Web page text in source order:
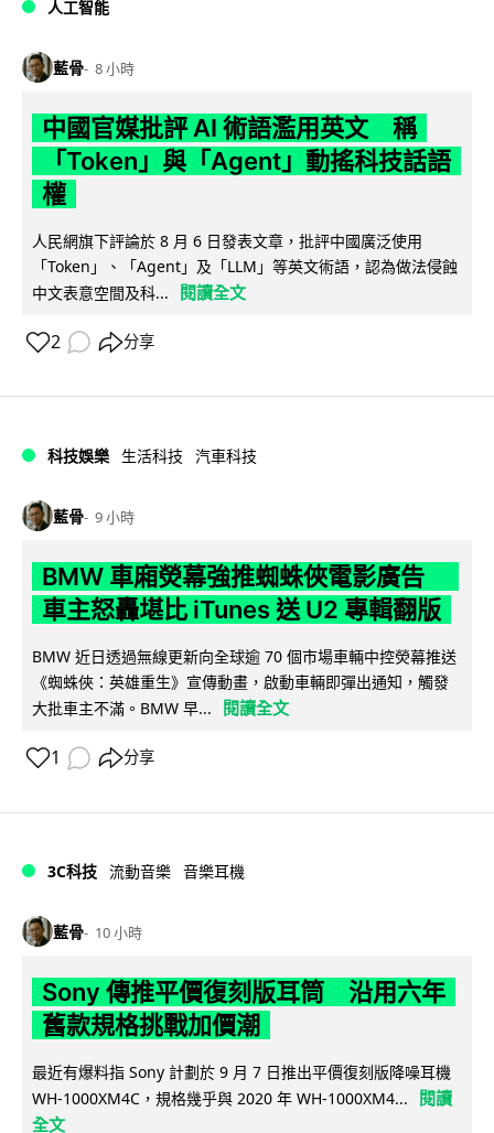
人工智能
藍骨 8 小時
中國官媒批評 AI 術語濫用英文 稱
「Token」與「Agent」動搖科技話語
權
人民網旗下評論於 8 月 6 日發表文章，批評中國廣泛使用
「Token」、「Agent」及「LLM」等英文術語，認為做法侵蝕
中文表意空間及科...
閱讀全文
2 分享
科技娛樂 生活科技 汽車科技
藍骨 9 小時
BMW 車廂熒幕強推蜘蛛俠電影廣告
車主怒轟堪比 iTunes 送 U2 專輯翻版
BMW 近日透過無線更新向全球逾 70 個市場車輛中控熒幕推送
《蜘蛛俠：英雄重生》宣傳動畫，啟動車輛即彈出通知，觸發
大批車主不滿。BMW 早...
閱讀全文
1 分享
3C科技 流動音樂 音樂耳機
藍骨 10 小時
Sony 傳推平價復刻版耳筒 沿用六年
舊款規格挑戰加價潮
最近有爆料指 Sony 計劃於 9 月 7 日推出平價復刻版降噪耳機
WH-1000XM4C，規格幾乎與 2020 年 WH-1000XM4...
閱讀
全文